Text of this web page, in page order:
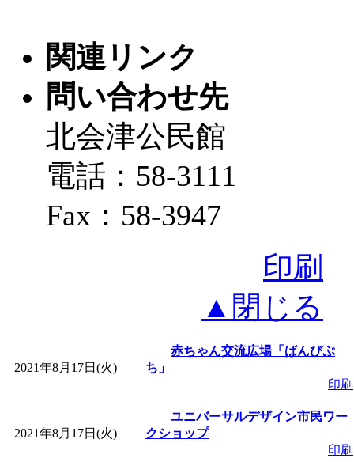
関連リンク
問い合わせ先
北会津公民館
電話：58-3111
Fax：58-3947
印刷
▲閉じる
2021年8月17日(火)
赤ちゃん交流広場「ばんびぷ
ち」
印刷
2021年8月17日(火)
ユニバーサルデザイン市民ワー
クショップ
印刷